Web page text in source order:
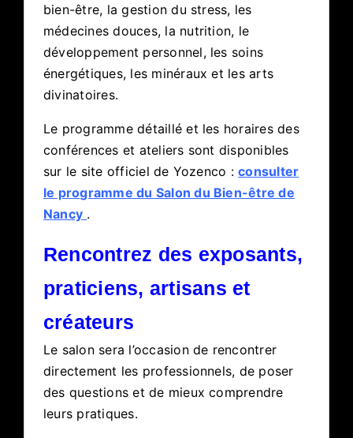
bien-être, la gestion du stress, les
médecines douces, la nutrition, le
développement personnel, les soins
énergétiques, les minéraux et les arts
divinatoires.
Le programme détaillé et les horaires des
conférences et ateliers sont disponibles
sur le site officiel de Yozenco :consulter
le programme du Salon du Bien-être de
Nancy .
Rencontrez des exposants,
praticiens, artisans et
créateurs
Le salon sera l’occasion de rencontrer
directement les professionnels, de poser
des questions et de mieux comprendre
leurs pratiques.